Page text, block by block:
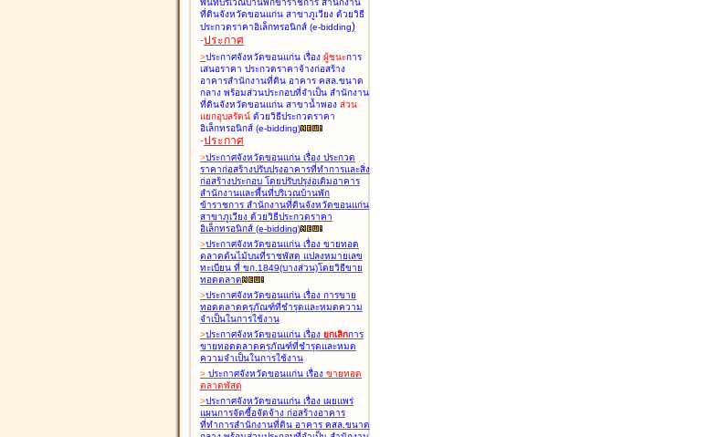
พื้นที่บริเวณบ้านพักข้าราชการ สำนักงาน
ที่ดินจังหวัดขอนแก่น สาขาภูเวียง ด้วยวิธี
ประกวดราคาอิเล็กทรอนิกส์ (e-bidding)
-ประกาศ
>ประกาศจังหวัดขอนแก่น เรื่อง ผู้ชนะการ
เสนอราคา ประกวดราคาจ้างก่อสร้าง
อาคารสำนักงานที่ดิน อาคาร คสล.ขนาด
กลาง พร้อมส่วนประกอบที่จำเป็น สำนักงาน
ที่ดินจังหวัดขอนแก่น สาขาน้ำพอง ส่วน
แยกอุบลรัตน์ ด้วยวิธีประกวดราคา
อิเล็กทรอนิกส์ (e-bidding)
-ประกาศ
>ประกาศจังหวัดขอนแก่น เรื่อง ประกวด
ราคาก่อสร้างปรับปรุงอาคารที่ทำการและสิ่ง
ก่อสร้างประกอบ โดยปรับปรุง่อเติมอาคาร
สำนักงานและพื้นที่บริเวณบ้านพัก
ข้าราชการ สำนักงานที่ดินจังหวัดขอนแก่น
สาขาภูเวียง ด้วยวิธีประกวดราคา
อิเล็กทรอนิกส์ (e-bidding)
>ประกาศจังหวัดขอนแก่น เรื่อง ขายทอด
ตลาดต้นไม้บนที่ราชพัสดุ แปลงหมายเลข
ทะเบียน ที่ ขก.1849(บางส่วน)โดยวิธีขาย
ทอดตลาด
>ประกาศจังหวัดขอนแก่น เรื่อง การขาย
ทอดตลาดครุภัณฑ์ที่ชำรุดและหมดความ
จำเป็นในการใช้งาน
>ประกาศจังหวัดขอนแก่น เรื่อง ยกเลิกการ
ขายทอดตลาดครุภัณฑ์ที่ชำรุดและหมด
ความจำเป็นในการใช้งาน
> ประกาศจังหวัดขอนแก่น เรื่อง ขายทอด
ตลาดพัสดุ
>ประกาศจังหวัดขอนแก่น เรื่อง เผยแพร่
แผนการจัดซื้อจัดจ้าง ก่อสร้างอาคาร
ที่ทำการสำนักงานที่ดิน อาคาร คสล.ขนาด